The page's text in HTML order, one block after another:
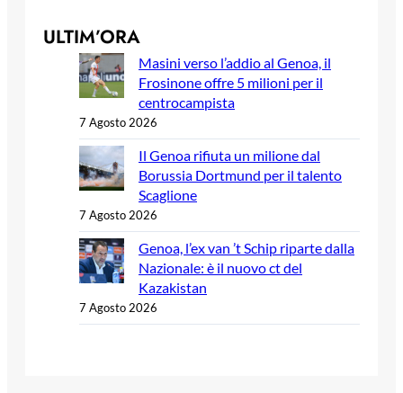
ULTIM’ORA
Masini verso l’addio al Genoa, il
Frosinone offre 5 milioni per il
centrocampista
7 Agosto 2026
Il Genoa rifiuta un milione dal
Borussia Dortmund per il talento
Scaglione
7 Agosto 2026
Genoa, l’ex van ’t Schip riparte dalla
Nazionale: è il nuovo ct del
Kazakistan
7 Agosto 2026